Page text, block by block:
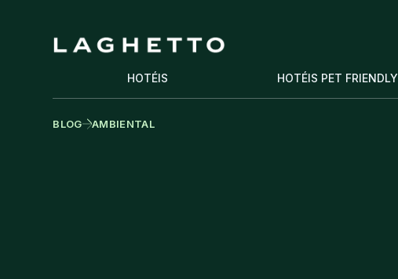
HOTÉIS HOTÉIS PET FRIENDLY
BLOG AMBIENTAL